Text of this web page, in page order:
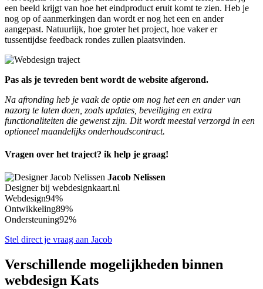
een beeld krijgt van hoe het eindproduct eruit komt te zien. Heb je
nog op of aanmerkingen dan wordt er nog het een en ander
aangepast. Natuurlijk, hoe groter het project, hoe vaker er
tussentijdse feedback rondes zullen plaatsvinden.
Pas als je tevreden bent wordt de website afgerond.
Na afronding heb je vaak de optie om nog het een en ander van
nazorg te laten doen, zoals updates, beveiliging en extra
functionaliteiten die gewenst zijn. Dit wordt meestal verzorgd in een
optioneel maandelijks onderhoudscontract.
Vragen over het traject? ik help je graag!
Jacob Nelissen
Designer bij webdesignkaart.nl
Webdesign94%
Ontwikkeling89%
Ondersteuning92%
Stel direct je vraag aan Jacob
Verschillende mogelijkheden binnen
webdesign Kats